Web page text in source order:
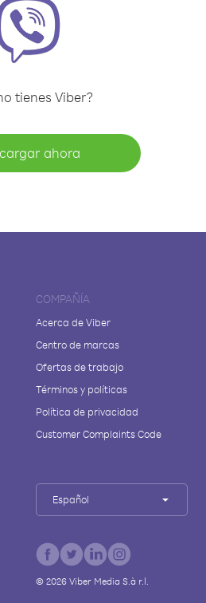
tienes Viber?
ahora
COMPAÑÍA
Acerca de Viber
Centro de marcas
Ofertas de trabajo
Términos y políticas
Política de privacidad
Customer Complaints Code
Español
© 2026Viber Media S.à r.l.